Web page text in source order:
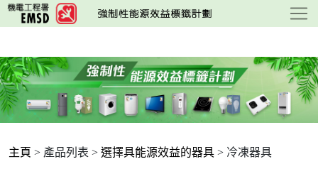
跳
至
要
內
容
主頁 > 產品列表 > 選擇具能源效益的器具 > 冷凍器具